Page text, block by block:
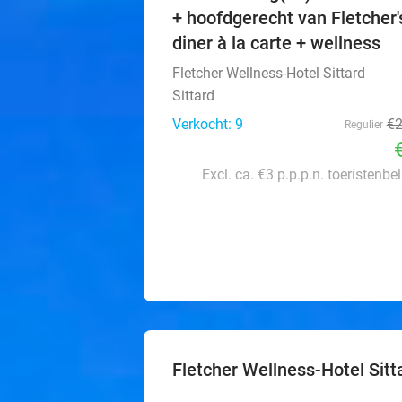
+ hoofdgerecht van
diner à la carte + wellness
Fletcher Wellness-Hotel Sittard
Sittard
Verkocht: 9
Regulier
Excl. ca. €3 p.p.p.n.
Fletcher Wellness-Hotel